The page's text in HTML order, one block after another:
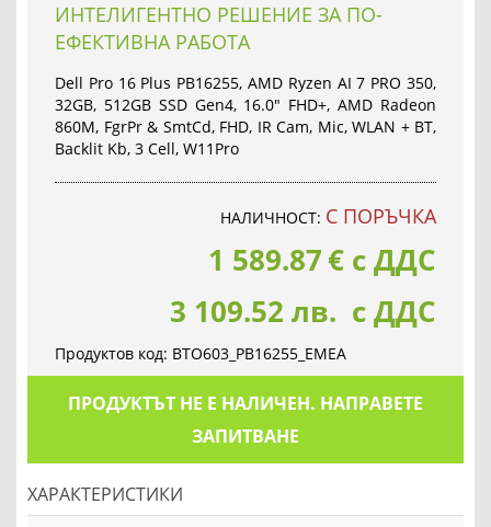
ИНТЕЛИГЕНТНО РЕШЕНИЕ ЗА ПО-
ЕФЕКТИВНА РАБОТА
Dell Pro 16 Plus PB16255, AMD Ryzen AI 7 PRO 350,
32GB, 512GB SSD Gen4, 16.0" FHD+, AMD Radeon
860M, FgrPr & SmtCd, FHD, IR Cam, Mic, WLAN + BT,
Backlit Kb, 3 Cell, W11Pro
НАЛИЧНОСТ: С ПОРЪЧКА
1 589.87€ с ДДС
3 109.52 лв. с ДДС
Продуктов код: BTO603_PB16255_EMEA
ПРОДУКТЪТ НЕ Е НАЛИЧЕН. НАПРАВЕТЕ
ЗАПИТВАНЕ
ХАРАКТЕРИСТИКИ